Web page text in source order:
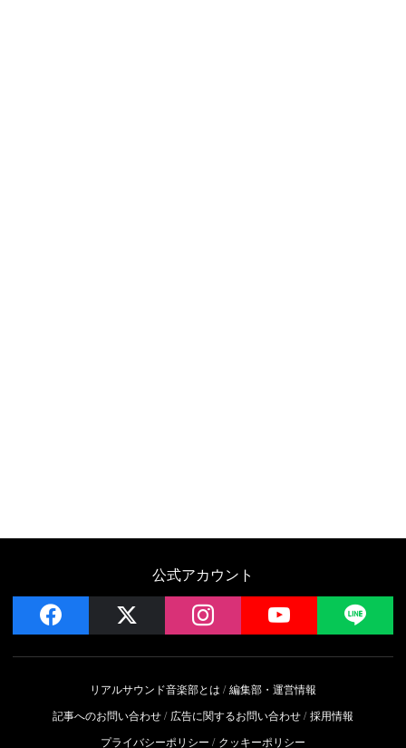
公式アカウント
facebook instagram YouTube
リアルサウンド音楽部とは
編集部・運営情報
記事へのお問い合わせ
広告に関するお問い合わせ 採用情報
プライバシーポリシー
クッキーポリシー